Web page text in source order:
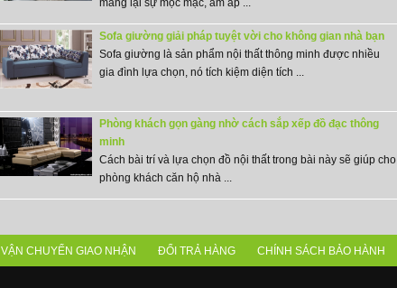
Sofa giường giải pháp tuyệt vời cho không gian nhà bạn
Sofa giường là sản phẩm nội thất thông minh được nhiều
gia đình lựa chọn, nó tích kiệm diện tích ...
Phòng khách gọn gàng nhờ cách sắp xếp đồ đạc thông
minh
Cách bài trí và lựa chọn đồ nội thất trong bài này sẽ giúp cho
phòng khách căn hộ nhà ...
VẬN CHUYỂN GIAO NHẬN ĐỔI TRẢ HÀNG CHÍNH SÁCH BẢO HÀNH